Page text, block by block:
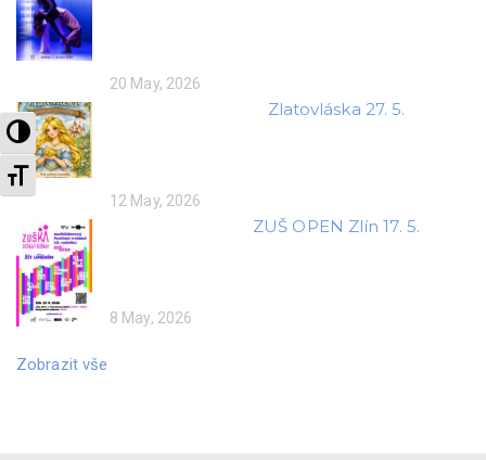
KONTRAST BAREV
VELIKOST TEXTU
20 May, 2026
Zlatovláska 27. 5.
12 May, 2026
ZUŠ OPEN Zlín 17. 5.
8 May, 2026
Zobrazit vše